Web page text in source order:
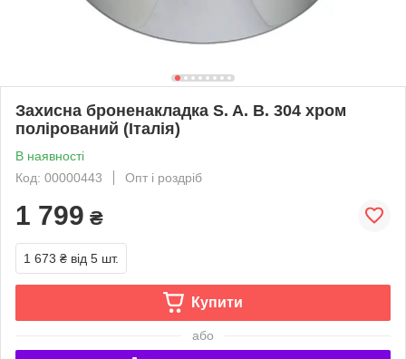
Захисна броненакладка S. A. B. 304 хром
полірований (Італія)
В наявності
Код: 00000443
Опт і роздріб
1 799 ₴
1 673 ₴ від 5 шт.
Купити
або